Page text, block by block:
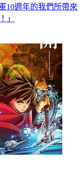
10週年的我們所帶來
」